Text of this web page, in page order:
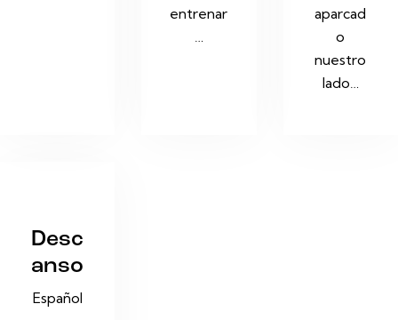
entrenar
aparcad
o
nuestro
lado…
Desc
anso
Español